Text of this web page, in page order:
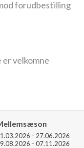
forudbestilling
velkomne
- 27.06.2026
- 07.11.2026